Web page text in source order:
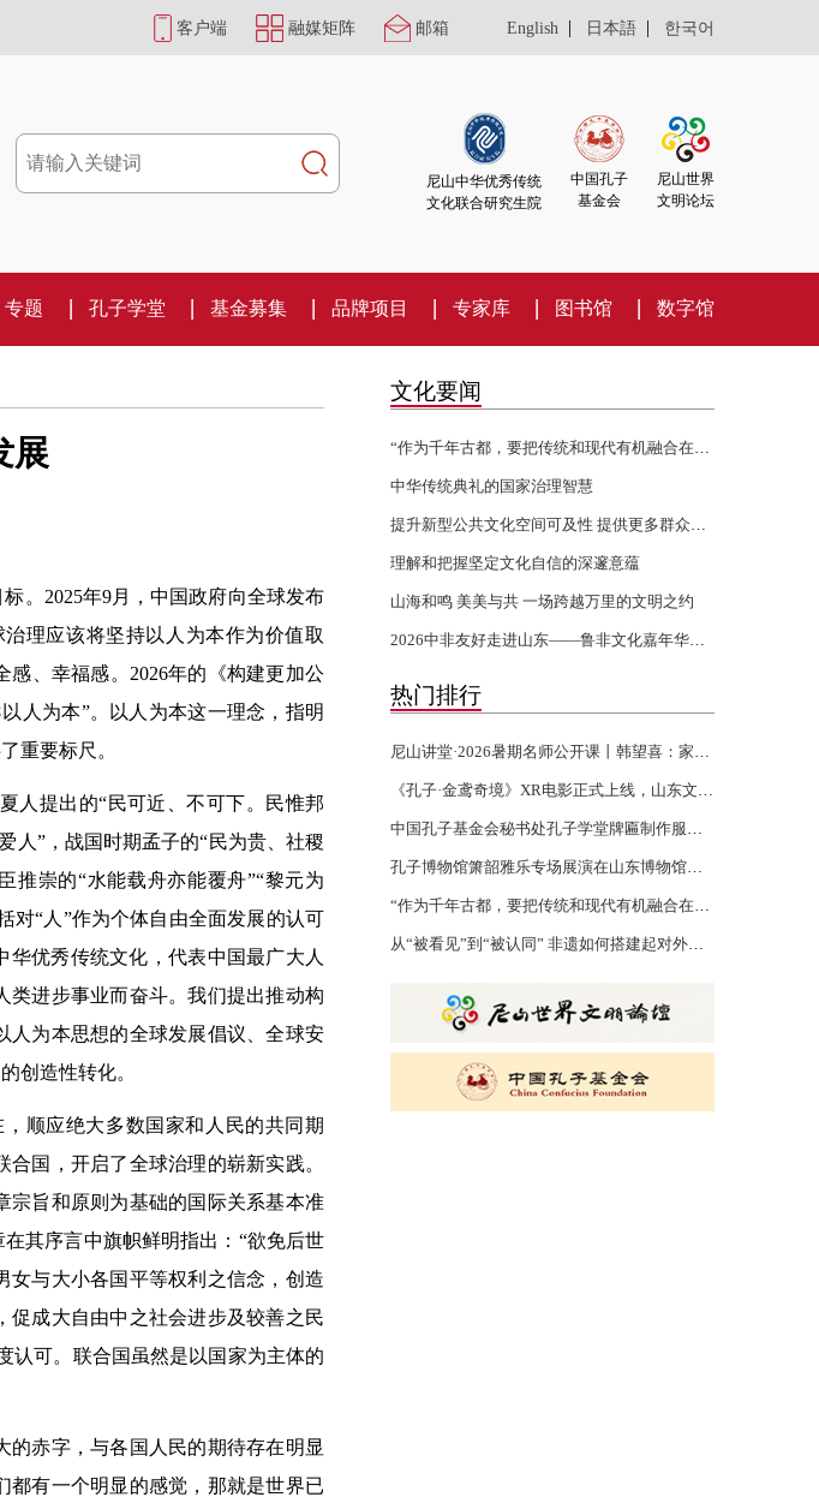
客户端 融媒矩阵 邮箱 English | 日本語 | 한국어
尼山中华优秀传统
文化联合研究生院
中国孔子
基金会
尼山世界
文明论坛
专题 孔子学堂 基金募集 品牌项目 专家库 图书馆 数字馆
展
。2025年9月，中国政府向全球发布
理应该将坚持以人为本作为价值取
、幸福感。2026年的《构建更加公
人为本”。以人为本这一理念，指明
重要标尺。
人提出的“民可近、不可下。民惟邦
人”，战国时期孟子的“民为贵、社稷
推崇的“水能载舟亦能覆舟”“黎元为
对“人”作为个体自由全面发展的认可
优秀传统文化，代表中国最广大人
类进步事业而奋斗。我们提出推动构
人为本思想的全球发展倡议、全球安
创造性转化。
顺应绝大多数国家和人民的共同期
国，开启了全球治理的崭新实践。
宗旨和原则为基础的国际关系基本准
其序言中旗帜鲜明指出：“欲免后世
女与大小各国平等权利之信念，创造
促成大自由中之社会进步及较善之民
认可。联合国虽然是以国家为主体的
赤字，与各国人民的期待存在明显
都有一个明显的感觉，那就是世界已
文化要闻
中华传统典礼的国家治理智慧
理解和把握坚定文化自信的深邃意蕴
山海和鸣 美美与共 一场跨越万里的文明之约
热门排行